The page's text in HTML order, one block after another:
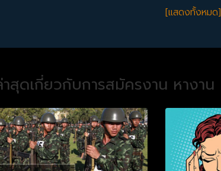
[แสดงทั้งหมด]
สุดเกี่ยวกับการสมัครงาน หางาน